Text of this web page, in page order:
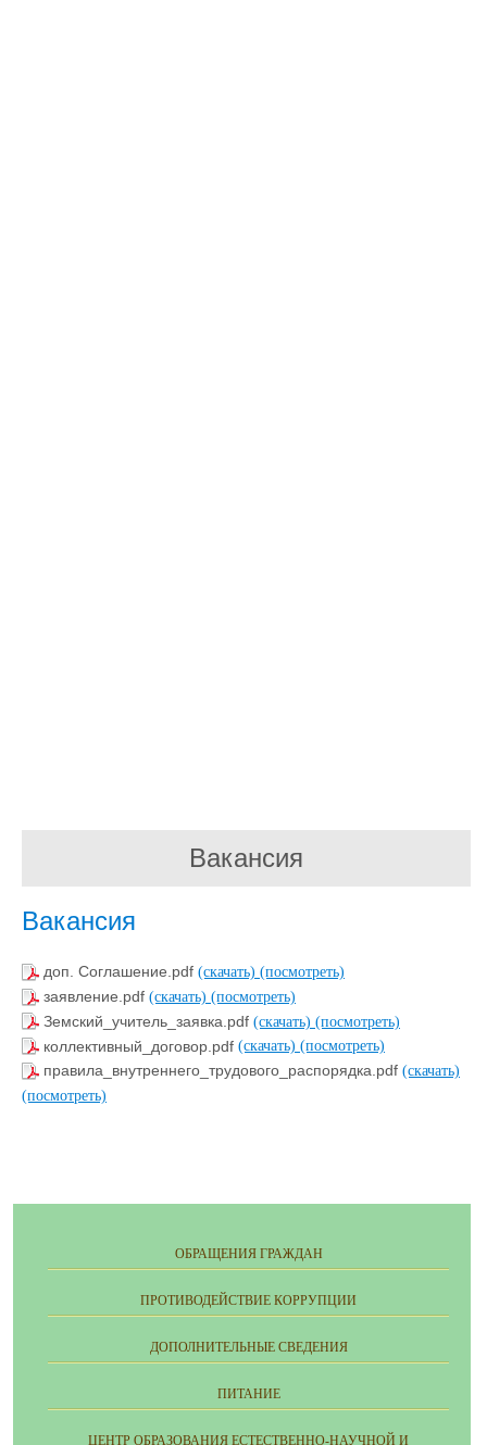
Вакансия
Вакансия
доп. Соглашение.pdf (скачать) (посмотреть)
заявление.pdf (скачать) (посмотреть)
Земский_учитель_заявка.pdf (скачать) (посмотреть)
коллективный_договор.pdf (скачать) (посмотреть)
правила_внутреннего_трудового_распорядка.pdf (скачать)
(посмотреть)
ОБРАЩЕНИЯ ГРАЖДАН
ПРОТИВОДЕЙСТВИЕ КОРРУПЦИИ
ДОПОЛНИТЕЛЬНЫЕ СВЕДЕНИЯ
ПИТАНИЕ
ЦЕНТР ОБРАЗОВАНИЯ ЕСТЕСТВЕННО-НАУЧНОЙ И